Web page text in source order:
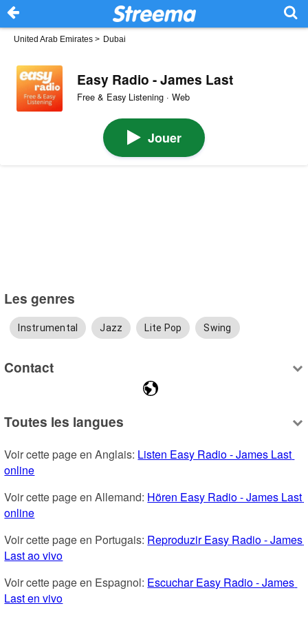
United Arab Emirates > Dubai
Easy Radio - James Last
Free & Easy Listening · Web
Jouer
Les genres
Instrumental Jazz Lite Pop Swing
Contact
Toutes les langues
Voir cette page en Anglais: Listen Easy Radio - James Last
online
Voir cette page en Allemand: Hören Easy Radio - James Last
online
Voir cette page en Portugais: Reproduzir Easy Radio - James
Last ao vivo
Voir cette page en Espagnol: Escuchar Easy Radio - James
Last en vivo